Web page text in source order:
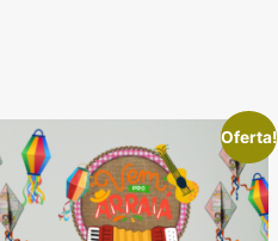
Oferta!